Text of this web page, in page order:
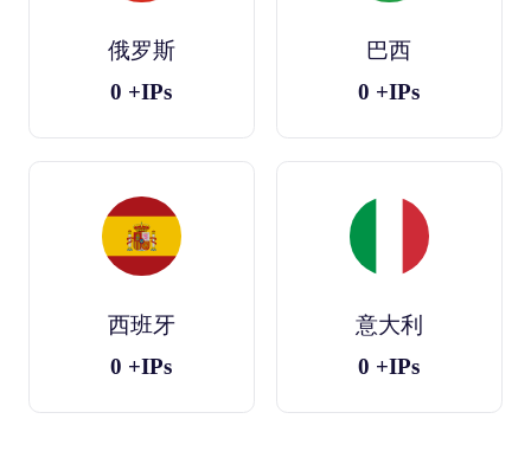
俄罗斯
0 +IPs
巴西
0 +IPs
西班牙
0 +IPs
意大利
0 +IPs